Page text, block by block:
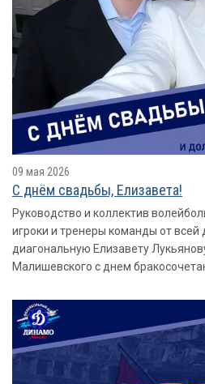
09 мая 2026
С днём свадьбы, Елизавета!
Руководство и коллектив
игроки и тренеры команды от
диагональную Елизавету
Малишевского с днем